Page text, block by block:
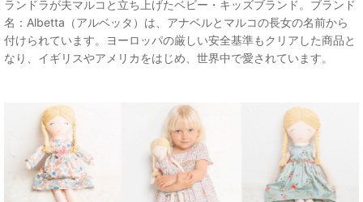
ランドラが夫マルコと立ち上げたベビー・キッズブランド。ブランド
名：Albetta（アルベッタ）は、アナベルとマルコの長女の名前から
付けられています。ヨーロッパの厳しい安全基準もクリアした商品と
なり、イギリスやアメリカをはじめ、世界中で愛されています。